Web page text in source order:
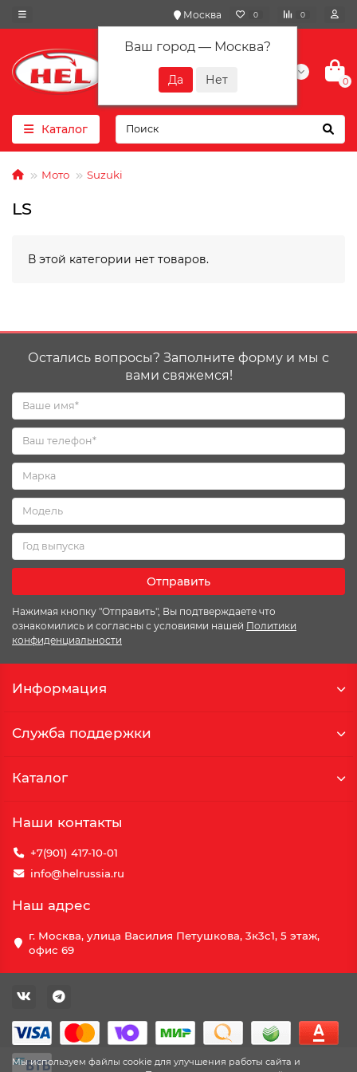
Москва
Ваш город — Москва?
0 0
+7(901) 417-10-01
0
Каталог
Мото Suzuki
LS
В этой категории нет товаров.
Мы используем файлы cookie для улучшения работы сайта и
Остались вопросы? Заполните форму и мы с
вами свяжемся!
Отправить
Нажимая кнопку "Отправить", Вы подтверждаете что
ознакомились и согласны с условиями нашей Политики
конфиденциальности
Информация
Служба поддержки
Каталог
Наши контакты
+7(901) 417-10-01
info@helrussia.ru
Наш адрес
г. Москва, улица Василия Петушкова, 3к3c1, 5 этаж,
офис 69